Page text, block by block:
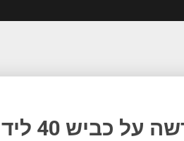
40 ליד מחלף לוד